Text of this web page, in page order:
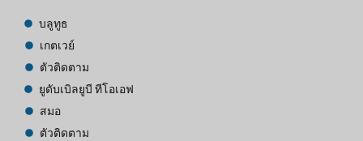
บลูทูธ
เกตเวย์
ตัวติดตาม
ยูดับเบิลยูบี ทีโอเอฟ
สมอ
ตัวติดตาม